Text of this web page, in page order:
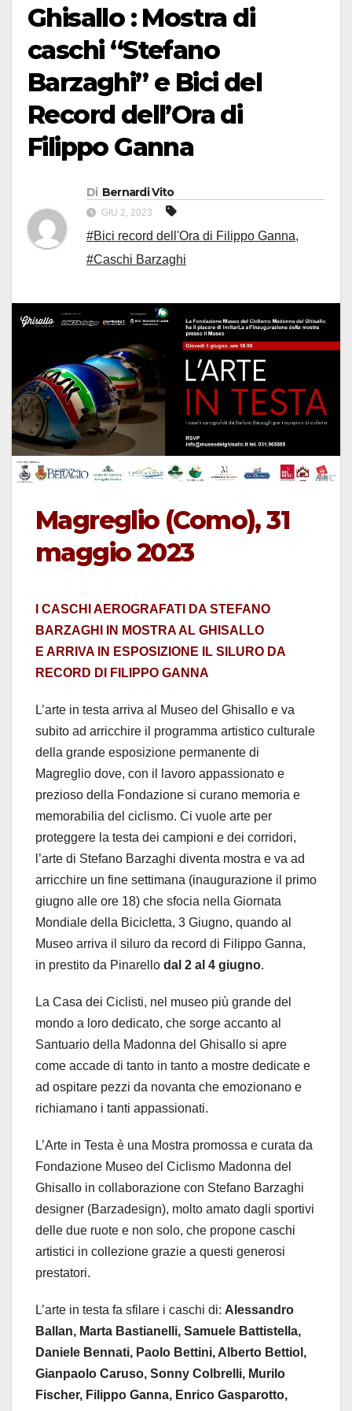
Ghisallo : Mostra di
caschi “Stefano
Barzaghi” e Bici del
Record dell’Ora di
Filippo Ganna
Di Bernardi Vito
GIU 2, 2023
#Bici record dell'Ora di Filippo Ganna,
#Caschi Barzaghi
Magreglio (Como), 31
maggio 2023
I CASCHI AEROGRAFATI DA STEFANO
BARZAGHI IN MOSTRA AL GHISALLO
E ARRIVA IN ESPOSIZIONE IL SILURO DA
RECORD DI FILIPPO GANNA
L’arte in testa arriva al Museo del Ghisallo e va
subito ad arricchire il programma artistico culturale
della grande esposizione permanente di
Magreglio dove, con il lavoro appassionato e
prezioso della Fondazione si curano memoria e
memorabilia del ciclismo. Ci vuole arte per
proteggere la testa dei campioni e dei corridori,
l’arte di Stefano Barzaghi diventa mostra e va ad
arricchire un fine settimana (inaugurazione il primo
giugno alle ore 18) che sfocia nella Giornata
Mondiale della Bicicletta, 3 Giugno, quando al
Museo arriva il siluro da record di Filippo Ganna,
in prestito da Pinarello dal 2 al 4 giugno.
La Casa dei Ciclisti, nel museo più grande del
mondo a loro dedicato, che sorge accanto al
Santuario della Madonna del Ghisallo si apre
come accade di tanto in tanto a mostre dedicate e
ad ospitare pezzi da novanta che emozionano e
richiamano i tanti appassionati.
L’Arte in Testa è una Mostra promossa e curata da
Fondazione Museo del Ciclismo Madonna del
Ghisallo in collaborazione con Stefano Barzaghi
designer (Barzadesign), molto amato dagli sportivi
delle due ruote e non solo, che propone caschi
artistici in collezione grazie a questi generosi
prestatori.
L’arte in testa fa sfilare i caschi di: Alessandro
Ballan, Marta Bastianelli, Samuele Battistella,
Daniele Bennati, Paolo Bettini, Alberto Bettiol,
Gianpaolo Caruso, Sonny Colbrelli, Murilo
Fischer, Filippo Ganna, Enrico Gasparotto,